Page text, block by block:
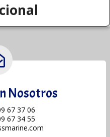
Nosotros
67 37 06
67 34 55